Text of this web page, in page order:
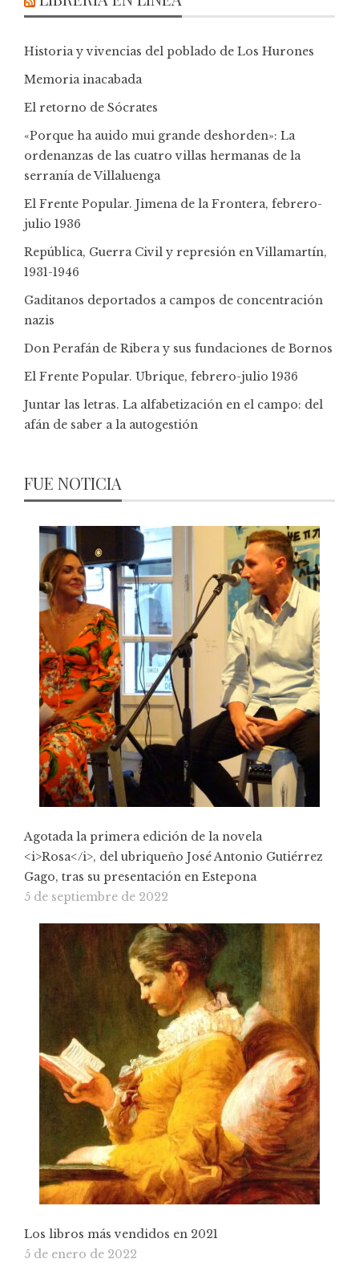
Historia y vivencias del poblado de Los Hurones
Memoria inacabada
El retorno de Sócrates
«Porque ha auido mui grande deshorden»: La
ordenanzas de las cuatro villas hermanas de la
serranía de Villaluenga
El Frente Popular. Jimena de la Frontera, febrero-
julio 1936
República, Guerra Civil y represión en Villamartín,
1931-1946
Gaditanos deportados a campos de concentración
nazis
Don Perafán de Ribera y sus fundaciones de Bornos
El Frente Popular. Ubrique, febrero-julio 1936
Juntar las letras. La alfabetización en el campo: del
afán de saber a la autogestión
FUE NOTICIA
Agotada la primera edición de la novela
<i>Rosa</i>, del ubriqueño José Antonio Gutiérrez
Gago, tras su presentación en Estepona
5 de septiembre de 2022
Los libros más vendidos en 2021
5 de enero de 2022